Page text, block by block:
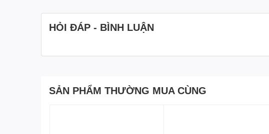
HỎI ĐÁP - BÌNH LUẬN
SẢN PHẨM THƯỜNG MUA CÙNG